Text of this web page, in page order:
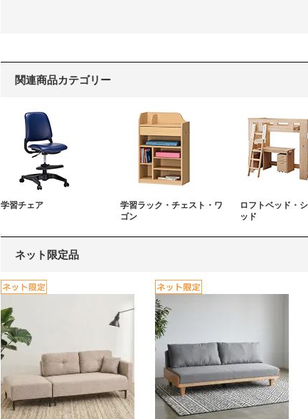
関連商品カテゴリー
学習チェア
学習ラック・チェスト・ワ
ゴン
ロフトベッド・
ッド
ネット限定品